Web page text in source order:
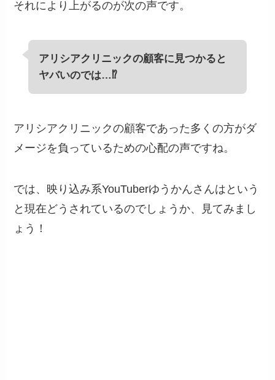
それにより上がるのが次の声です。
アリシアクリニックの顧客に見つかると
ヤバいのでは…⁉︎
アリシアクリニックの顧客であった多くの方がダ
メージを負っているための心配の声ですね。
では、映り込み系YouTuberゆうかんさんはという
と現在どうされているのでしょうか、見てみまし
ょう！